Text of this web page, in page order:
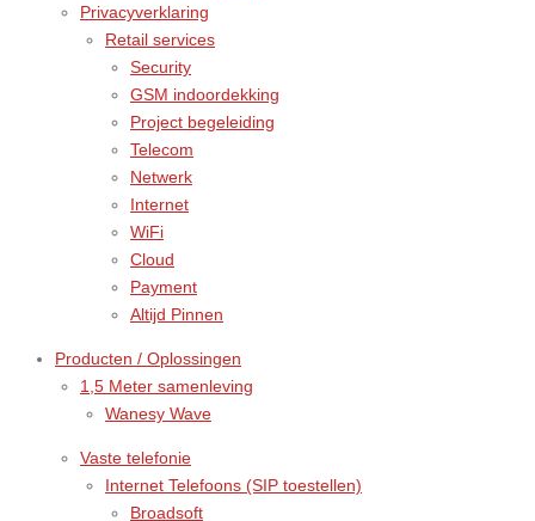
Privacyverklaring
Retail services
Security
GSM indoordekking
Project begeleiding
Telecom
Netwerk
Internet
WiFi
Cloud
Payment
Altijd Pinnen
Producten / Oplossingen
1,5 Meter samenleving
Wanesy Wave
Vaste telefonie
Internet Telefoons (SIP toestellen)
Broadsoft